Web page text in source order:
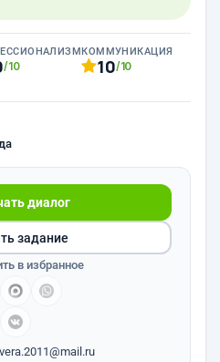
/10
КОММУНИКАЦИЯ
10/10
диалог
задание
в избранное